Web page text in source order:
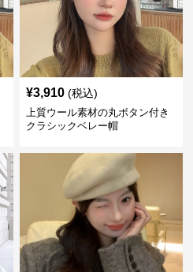
¥3,910 (税込)
上質ウール素材の丸ボタン付き
クラシックベレー帽